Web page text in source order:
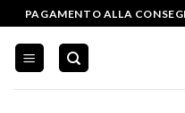
Salta
ai
contenuti
PAGAMENTO ALLA